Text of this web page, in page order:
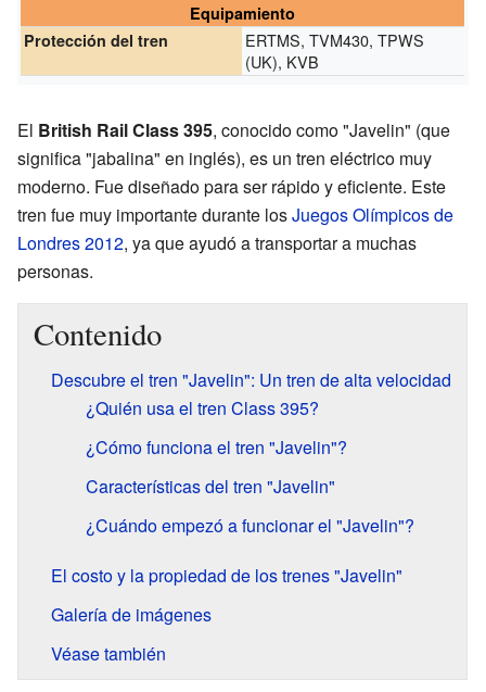
Equipamiento
Protección del tren
ERTMS, TVM430, TPWS
(UK), KVB
El British Rail Class 395, conocido como "Javelin" (que
significa "jabalina" en inglés), es un tren eléctrico muy
moderno. Fue diseñado para ser rápido y eficiente. Este
tren fue muy importante durante losJuegos Olímpicos de
Londres 2012, ya que ayudó a transportar a muchas
personas.
Contenido
Descubre el tren "Javelin": Un tren de alta velocidad
¿Quién usa el tren Class 395?
¿Cómo funciona el tren "Javelin"?
Características del tren "Javelin"
¿Cuándo empezó a funcionar el "Javelin"?
El costo y la propiedad de los trenes "Javelin"
Galería de imágenes
Véase también